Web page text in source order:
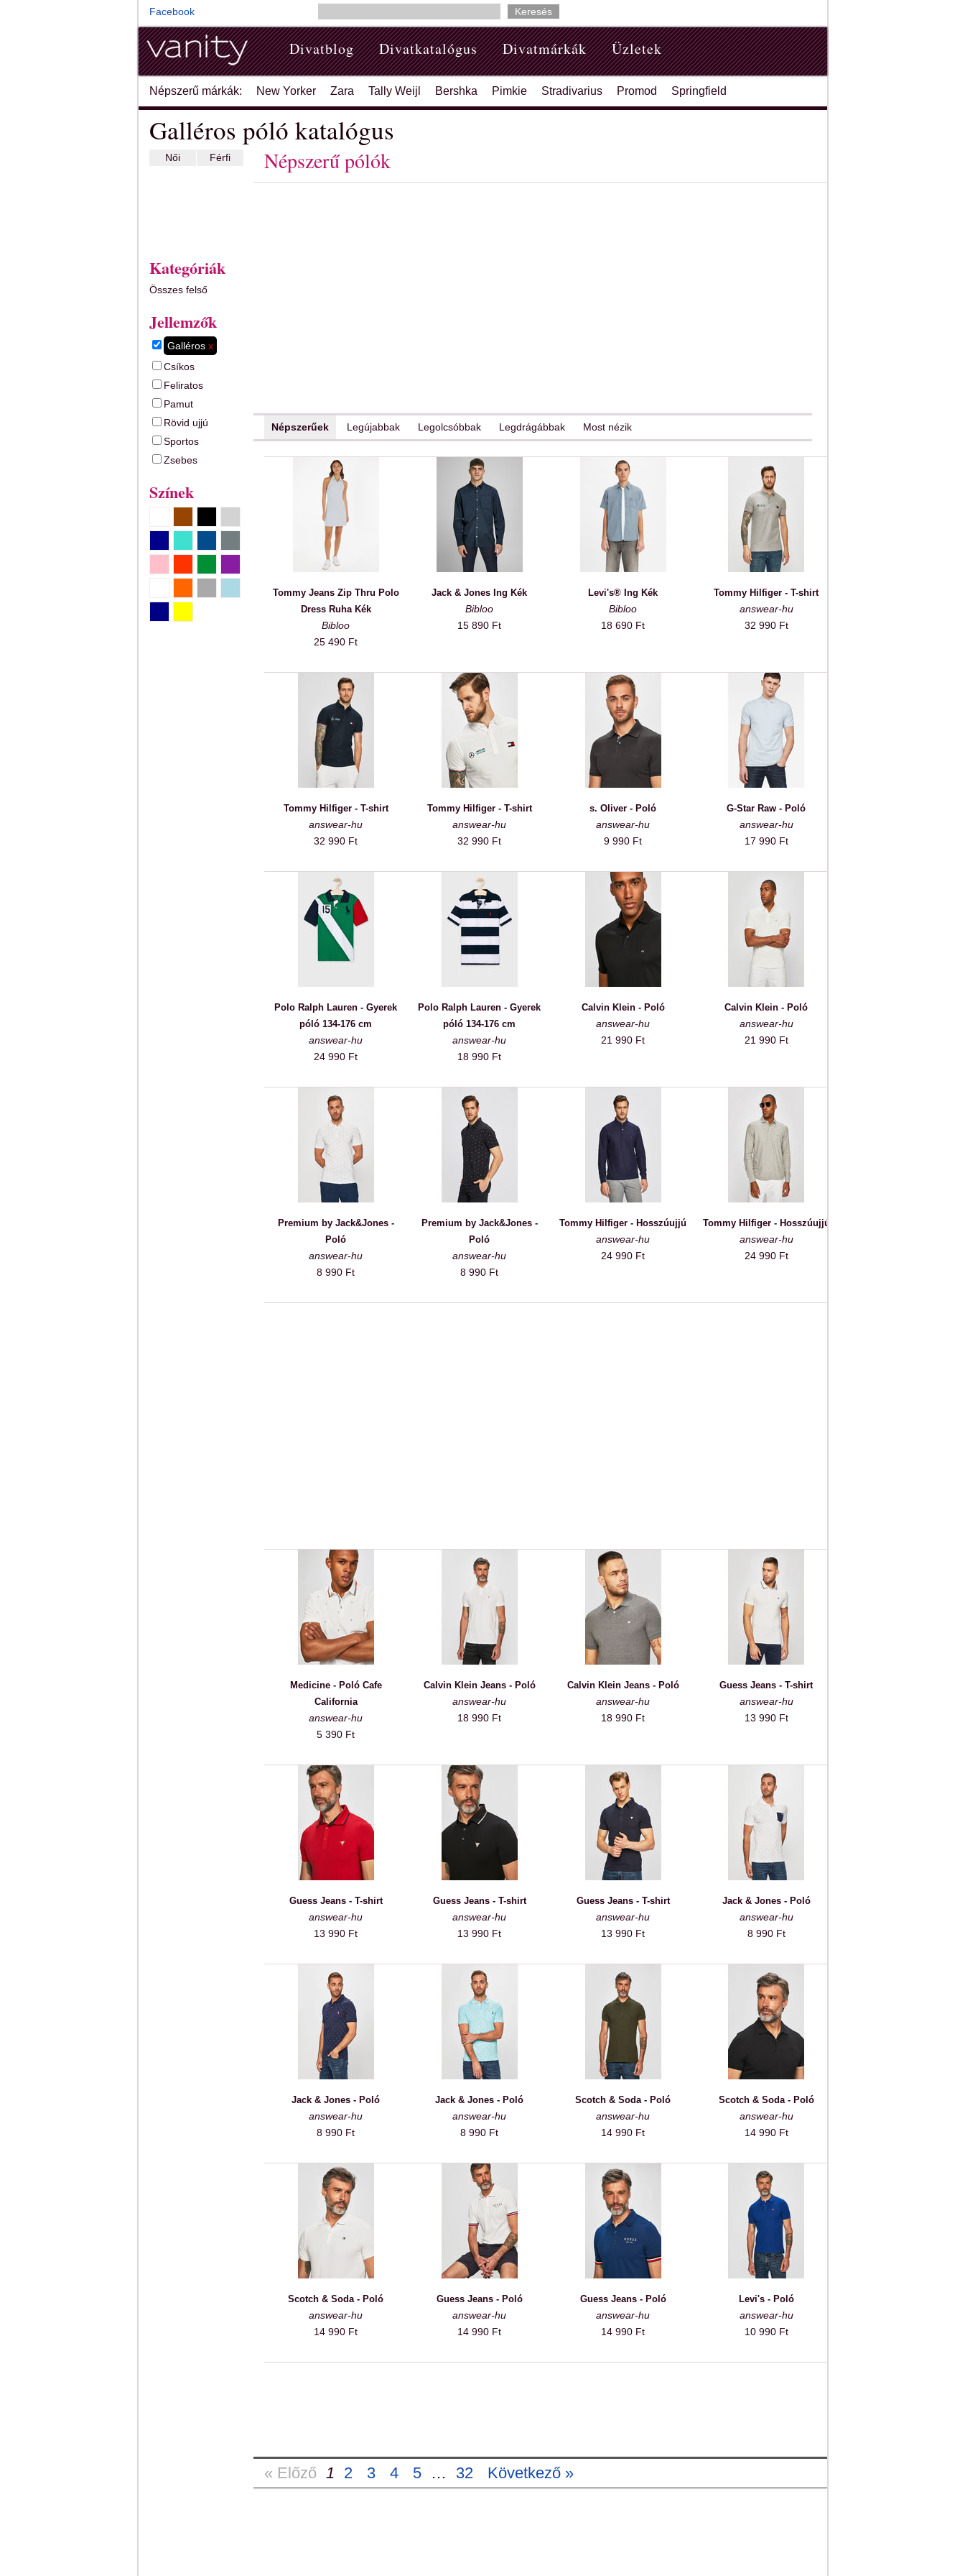
Facebook
Divatblog Divatkatalógus Divatmárkák Üzletek
Népszerű márkák: New Yorker Zara Tally Weijl Bershka Pimkie Stradivarius Promod Springfield
Galléros póló katalógus
Női Férfi
Kategóriák
Összes felső
Jellemzők
Galléros x
Csíkos
Feliratos
Pamut
Rövid ujjú
Sportos
Zsebes
Színek
Népszerű pólók
Népszerűek Legújabbak Legolcsóbbak Legdrágábbak Most nézik
Tommy Jeans Zip Thru Polo
Dress Ruha Kék
Bibloo
25 490 Ft
Jack & Jones Ing Kék
Bibloo
15 890 Ft
Levi's® Ing Kék
Bibloo
18 690 Ft
Tommy Hilfiger - T-shirt
answear-hu
32 990 Ft
Tommy Hilfiger - T-shirt
answear-hu
32 990 Ft
Tommy Hilfiger - T-shirt
answear-hu
32 990 Ft
s. Oliver - Poló
answear-hu
9 990 Ft
G-Star Raw - Poló
answear-hu
17 990 Ft
Polo Ralph Lauren - Gyerek
póló 134-176 cm
answear-hu
24 990 Ft
Polo Ralph Lauren - Gyerek
póló 134-176 cm
answear-hu
18 990 Ft
Calvin Klein - Poló
answear-hu
21 990 Ft
Calvin Klein - Poló
answear-hu
21 990 Ft
Premium by Jack&Jones -
Poló
answear-hu
8 990 Ft
Premium by Jack&Jones -
Poló
answear-hu
8 990 Ft
Tommy Hilfiger - Hosszúujjú
answear-hu
24 990 Ft
Tommy Hilfiger - Hosszúujjú
answear-hu
24 990 Ft
Medicine - Poló Cafe
California
answear-hu
5 390 Ft
Calvin Klein Jeans - Poló
answear-hu
18 990 Ft
Calvin Klein Jeans - Poló
answear-hu
18 990 Ft
Guess Jeans - T-shirt
answear-hu
13 990 Ft
Guess Jeans - T-shirt
answear-hu
13 990 Ft
Guess Jeans - T-shirt
answear-hu
13 990 Ft
Guess Jeans - T-shirt
answear-hu
13 990 Ft
Jack & Jones - Poló
answear-hu
8 990 Ft
Jack & Jones - Poló
answear-hu
8 990 Ft
Jack & Jones - Poló
answear-hu
8 990 Ft
Scotch & Soda - Poló
answear-hu
14 990 Ft
Scotch & Soda - Poló
answear-hu
14 990 Ft
Scotch & Soda - Poló
answear-hu
14 990 Ft
Guess Jeans - Poló
answear-hu
14 990 Ft
Guess Jeans - Poló
answear-hu
14 990 Ft
Levi's - Poló
answear-hu
10 990 Ft
« Előző 1 2 3 4 5 … 32 Következő »